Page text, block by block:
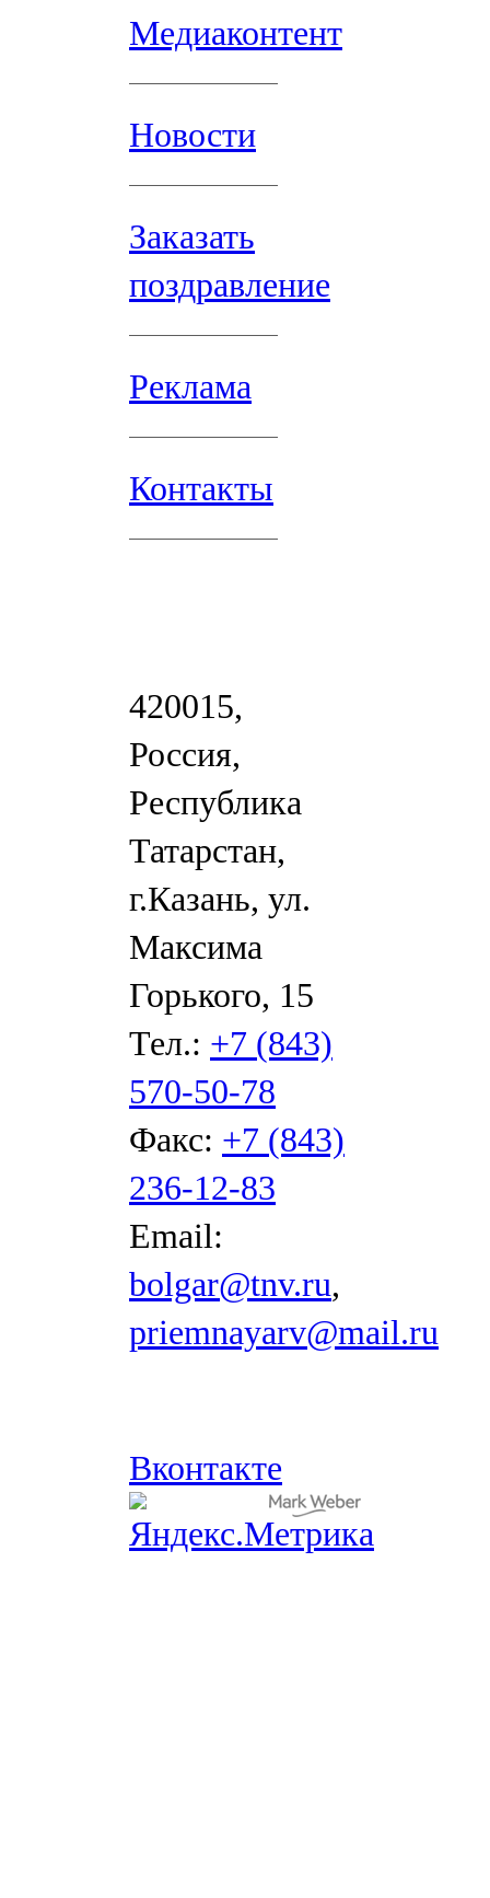
Медиаконтент
Новости
Заказать
поздравление
Реклама
Контакты
420015,
Россия,
Республика
Татарстан,
г.Казань, ул.
Максима
Горького, 15
Тел.: +7 (843)
570-50-78
Факс: +7 (843)
236-12-83
Email:
bolgar@tnv.ru,
priemnayarv@mail.ru
Вконтакте